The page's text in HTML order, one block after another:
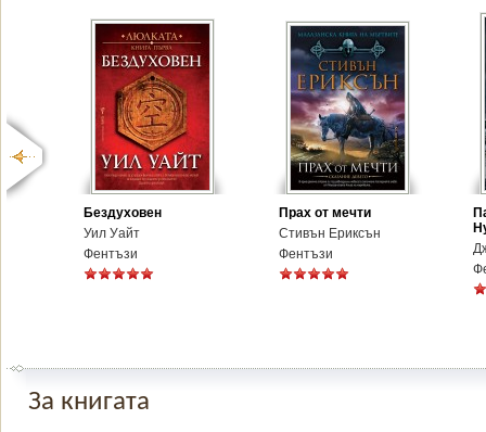
Бездуховен
Уил Уайт
Фентъзи
Прах от мечти
Стивън Ериксън
Фентъзи
За книгата